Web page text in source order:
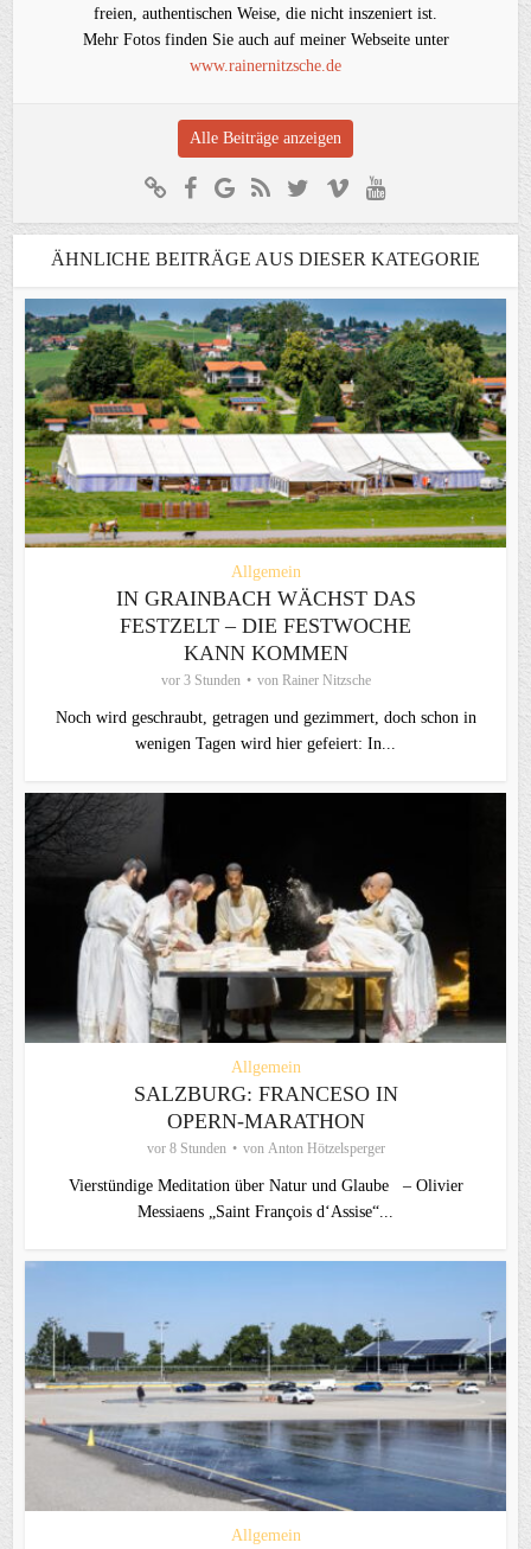
freien, authentischen Weise, die nicht inszeniert ist.
Mehr Fotos finden Sie auch auf meiner Webseite unter
www.rainernitzsche.de
Alle Beiträge anzeigen
ÄHNLICHE BEITRÄGE AUS DIESER KATEGORIE
Allgemein
IN GRAINBACH WÄCHST DAS
FESTZELT – DIE FESTWOCHE
KANN KOMMEN
vor 3 Stunden von Rainer Nitzsche
Noch wird geschraubt, getragen und gezimmert, doch schon in
wenigen Tagen wird hier gefeiert: In...
Allgemein
SALZBURG: FRANCESO IN
OPERN-MARATHON
vor 8 Stunden von Anton Hötzelsperger
Vierstündige Meditation über Natur und Glaube – Olivier
Messiaens „Saint François d‘Assise“...
Allgemein